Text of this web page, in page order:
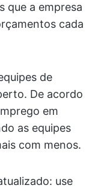
que a empresa
cada
de
De acordo
em
as equipes
com menos.
use